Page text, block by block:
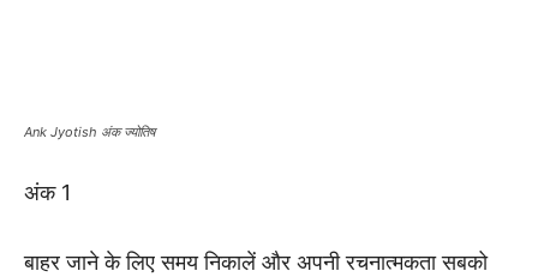
Ank Jyotish अंक ज्योतिष
अंक 1
बाहर जाने के लिए समय निकालें और अपनी रचनात्मकता सबको